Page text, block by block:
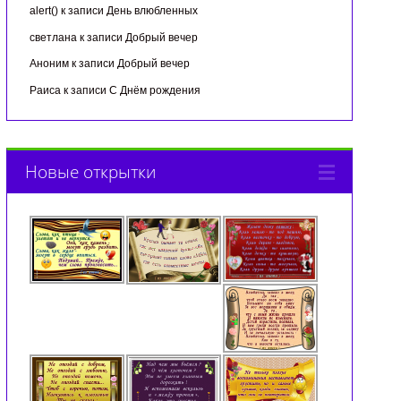
alert()к записи День влюбленных
светлана к записи Добрый вечер
Анонимк записи Добрый вечер
Раисак записи С Днём рождения
Новые открытки